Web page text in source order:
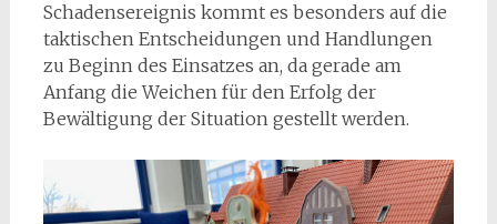
Schadensereignis kommt es besonders auf die
taktischen Entscheidungen und Handlungen
zu Beginn des Einsatzes an, da gerade am
Anfang die Weichen für den Erfolg der
Bewältigung der Situation gestellt werden.